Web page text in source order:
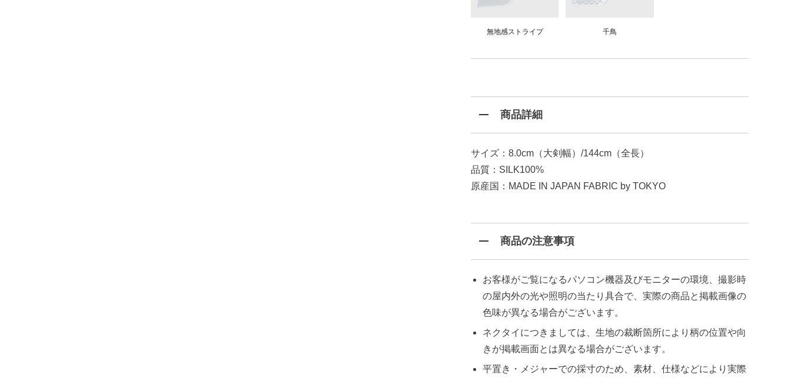
無地感ストライプ 千鳥
商品詳細
サイズ：8.0cm（大剣幅）/144cm（全長）
品質：SILK100%
原産国：MADE IN JAPAN FABRIC by TOKYO
商品の注意事項
お客様がご覧になるパソコン機器及びモニターの環境、撮影時
の屋内外の光や照明の当たり具合で、実際の商品と掲載画像の
色味が異なる場合がございます。
ネクタイにつきましては、生地の裁断箇所により柄の位置や向
きが掲載画面とは異なる場合がございます。
平置き・メジャーでの採寸のため、素材、仕様などにより実際